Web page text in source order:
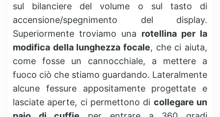
sul bilanciere del volume o sul tasto di
accensione/spegnimento del display.
Superiormente troviamo una rotellina per la
modifica della lunghezza focale, che ci aiuta,
come fosse un cannocchiale, a mettere a
fuoco ciò che stiamo guardando. Lateralmente
alcune fessure appositamente progettate e
lasciate aperte, ci permettono di collegare un